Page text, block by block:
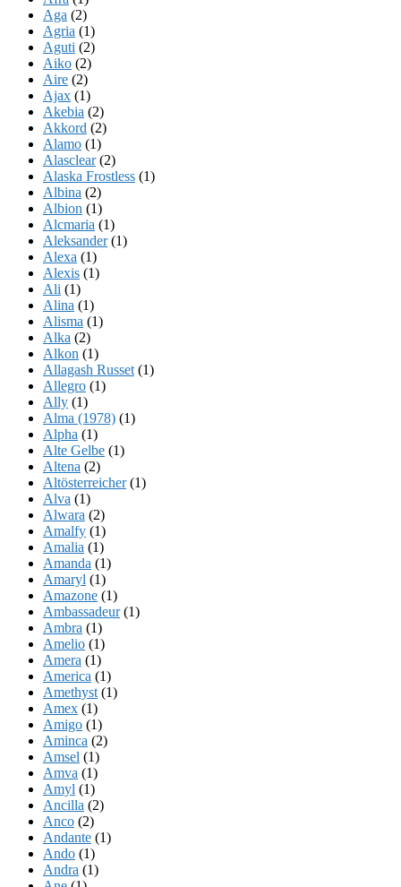
Aga (2)
Agria (1)
Aguti (2)
Aiko (2)
Aire (2)
Ajax (1)
Akebia (2)
Akkord (2)
Alamo (1)
Alasclear(2)
Alaska Frostless (1)
Albina (2)
Albion (1)
Alcmaria (1)
Aleksander(1)
Alexa (1)
Alexis (1)
Ali (1)
Alina (1)
Alisma (1)
Alka (2)
Alkon (1)
Allagash Russet (1)
Allegro (1)
Ally (1)
Alma (1978) (1)
Alpha (1)
Alte Gelbe (1)
Altena (2)
Altösterreicher(1)
Alva (1)
Alwara (2)
Amalfy (1)
Amalia (1)
Amanda (1)
Amaryl (1)
Amazone (1)
Ambassadeur(1)
Ambra (1)
Amelio (1)
Amera (1)
America (1)
Amethyst (1)
Amex (1)
Amigo (1)
Aminca (2)
Amsel (1)
Amva (1)
Amyl (1)
Ancilla (2)
Anco (2)
Andante (1)
Ando (1)
Andra (1)